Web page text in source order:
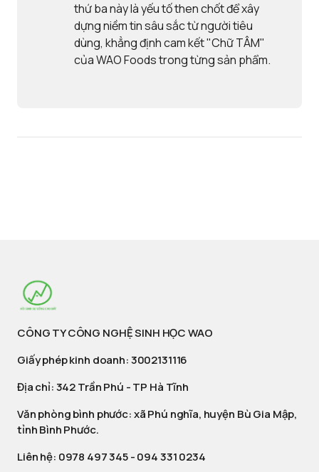
thứ ba này là yếu tố then chốt để xây
dựng niềm tin sâu sắc từ người tiêu
dùng, khẳng định cam kết "Chữ TÂM"
của WAO Foods trong từng sản phẩm.
CÔNG TY CÔNG NGHỆ SINH HỌC WAO
Giấy phép kinh doanh: 3002131116
Địa chỉ: 342 Trần Phú - TP Hà Tĩnh
Văn phòng bình phước: xã Phú nghĩa, huyện Bù Gia Mập,
tỉnh Bình Phước.
Liên hệ: 0978 497 345-094 331 0234